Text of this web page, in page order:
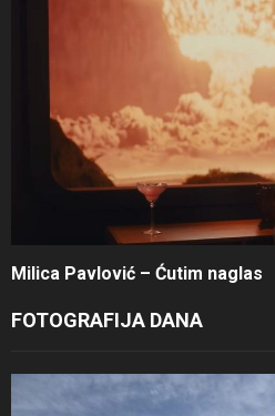
Milica Pavlović – Ćutim naglas
FOTOGRAFIJA DANA